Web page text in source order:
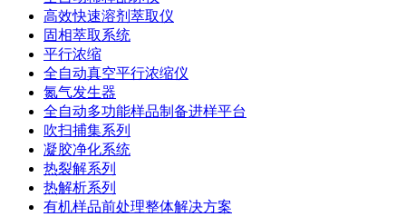
高效快速溶剂萃取仪
固相萃取系统
平行浓缩
全自动真空平行浓缩仪
氮气发生器
全自动多功能样品制备进样平台
吹扫捕集系列
凝胶净化系统
热裂解系列
热解析系列
有机样品前处理整体解决方案